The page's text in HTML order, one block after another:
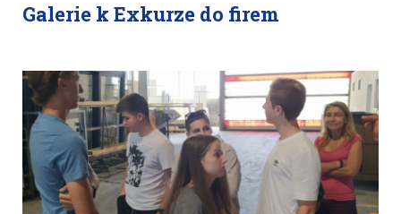
Galerie k Exkurze do firem